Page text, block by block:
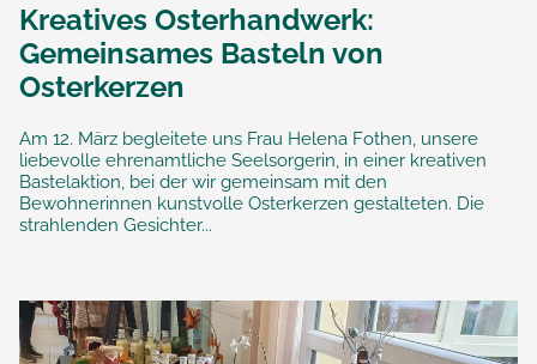
Kreatives Osterhandwerk:
Gemeinsames Basteln von
Osterkerzen
Am 12. März begleitete uns Frau Helena Fothen, unsere
liebevolle ehrenamtliche Seelsorgerin, in einer kreativen
Bastelaktion, bei der wir gemeinsam mit den
Bewohnerinnen kunstvolle Osterkerzen gestalteten. Die
strahlenden Gesichter...